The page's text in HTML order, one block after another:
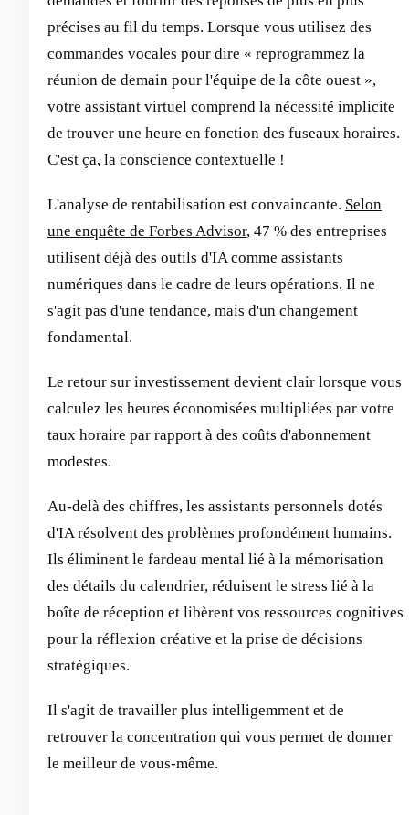
précises au fil du temps. Lorsque vous utilisez des
commandes vocales pour dire « reprogrammez la
réunion de demain pour l'équipe de la côte ouest »,
votre assistant virtuel comprend la nécessité implicite
de trouver une heure en fonction des fuseaux horaires.
C'est ça, la conscience contextuelle !
L'analyse de rentabilisation est convaincante. Selon
une enquête de Forbes Advisor, 47 % des entreprises
utilisent déjà des outils d'IA comme assistants
numériques dans le cadre de leurs opérations. Il ne
s'agit pas d'une tendance, mais d'un changement
fondamental.
Le retour sur investissement devient clair lorsque vous
calculez les heures économisées multipliées par votre
taux horaire par rapport à des coûts d'abonnement
modestes.
Au-delà des chiffres, les assistants personnels dotés
d'IA résolvent des problèmes profondément humains.
Ils éliminent le fardeau mental lié à la mémorisation
des détails du calendrier, réduisent le stress lié à la
boîte de réception et libèrent vos ressources cognitives
pour la réflexion créative et la prise de décisions
stratégiques.
Il s'agit de travailler plus intelligemment et de
retrouver la concentration qui vous permet de donner
le meilleur de vous-même.